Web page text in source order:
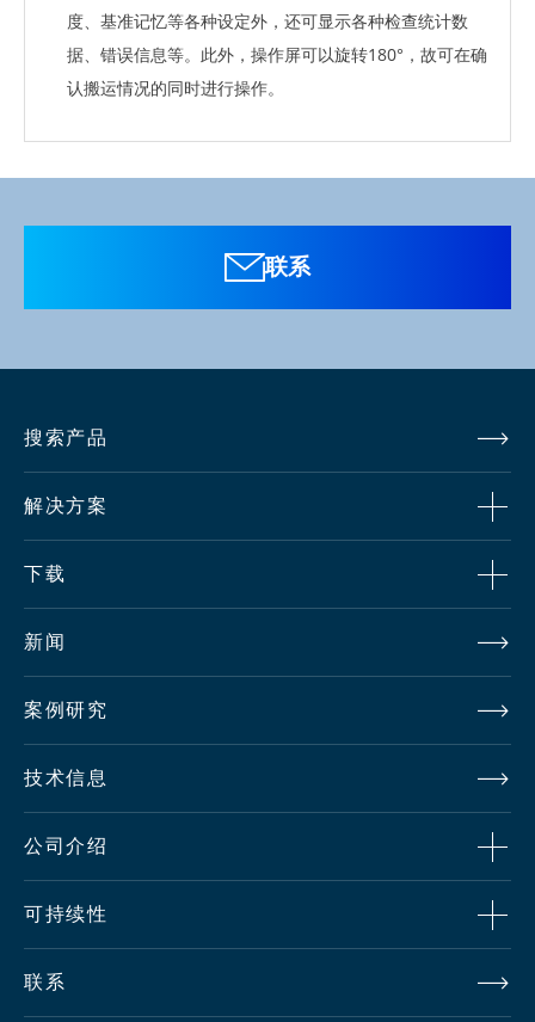
度、基准记忆等各种设定外，还可显示各种检查统计数
据、错误信息等。此外，操作屏可以旋转180°，故可在确
认搬运情况的同时进行操作。
联系
搜索产品
解决方案
下载
新闻
案例研究
技术信息
公司介绍
可持续性
联系